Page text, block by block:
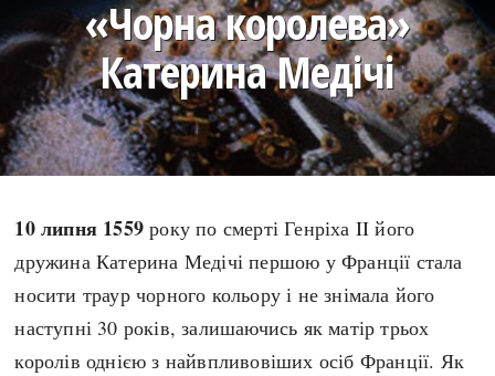
search
СЬОГОДНІ
ПРАВИЛА ЖИТТЯ
ВИ (НЕ) ЗНАЛИ
ПОДКАСТИ
НОТА БЕНЕ
ФОТОІСТОРІЇ
ІНФОГРАФІКА
ПРЯМА МОВА
«Чорна королева»
Катерина Медічі
10 липня 1559 року по смерті Генріха II його
дружина Катерина Медічі першою у Франції стала
носити траур чорного кольору і не знімала його
наступні 30 років, залишаючись як матір трьох
королів однією з найвпливовіших осіб Франції. Як